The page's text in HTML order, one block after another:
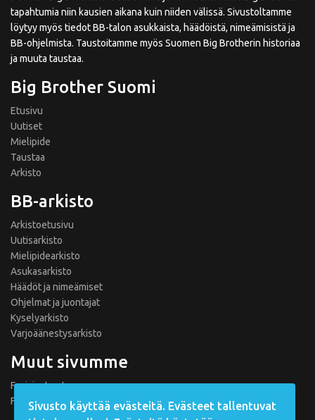
tapahtumia niin kausien aikana kuin niiden välissä. Sivustoltamme
löytyy myös tiedot BB-talon asukkaista, häädöistä, nimeämisistä ja
BB-ohjelmista. Taustoitamme myös Suomen Big Brotherin historiaa
ja muuta taustaa.
Big Brother Suomi
Etusivu
Uutiset
Mielipide
Taustaa
Arkisto
BB-arkisto
Arkistoetusivu
Uutisarkisto
Mielipidearkisto
Asukasarkisto
Häädöt ja nimeämiset
Ohjelmat ja juontajat
Kyselyarkisto
Varjoäänestysarkisto
Muut sivumme
Fanisivut.net
Formula 1 Fanisivut
Sivusto käyttää evästeitä. Evästeet tallentuvat